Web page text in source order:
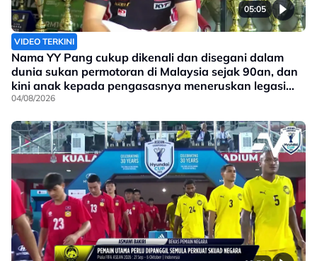
05:05
VIDEO TERKINI
Nama YY Pang cukup dikenali dan disegani dalam
dunia sukan permotoran di Malaysia sejak 90an, dan
kini anak kepada pengasasnya meneruskan legasi
yang telah ditinggalkan
04/08/2026